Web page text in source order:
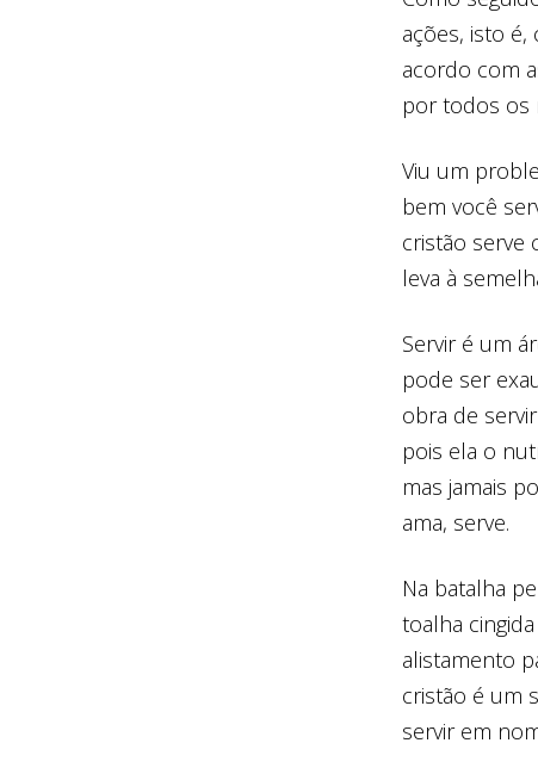
ações, isto
acordo com
por todos os
Viu um
bem você
cristão serve
leva à
Servir é um
pode ser
obra de
pois ela o
mas jamais
ama, serve.
Na batalha
toalha
alistamento
cristão é um
servir em